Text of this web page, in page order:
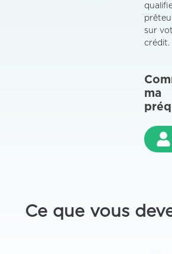
sur
crédit.
ma
Ce que vous